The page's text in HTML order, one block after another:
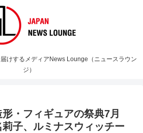
けするメディアNews Lounge（ニュースラウン
ジ）
・フィギュアの祭典7月
子、ルミナスウィッチー